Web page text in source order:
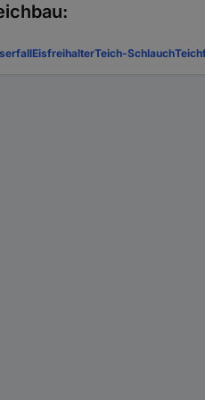
EisfreihalterTeich-Schlauch